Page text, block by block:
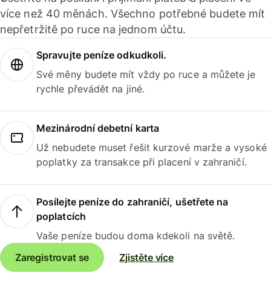
více než 40 měnách. Všechno potřebné budete mít
nepřetržitě po ruce na jednom účtu.
Spravujte peníze odkudkoli.
Své měny budete mít vždy po ruce a můžete je
rychle převádět na jiné.
Mezinárodní debetní karta
Už nebudete muset řešit kurzové marže a vysoké
poplatky za transakce při placení v zahraničí.
Posílejte peníze do zahraničí, ušetřete na
poplatcích
Vaše peníze budou doma kdekoli na světě.
Zaregistrovat se
Zjistěte více